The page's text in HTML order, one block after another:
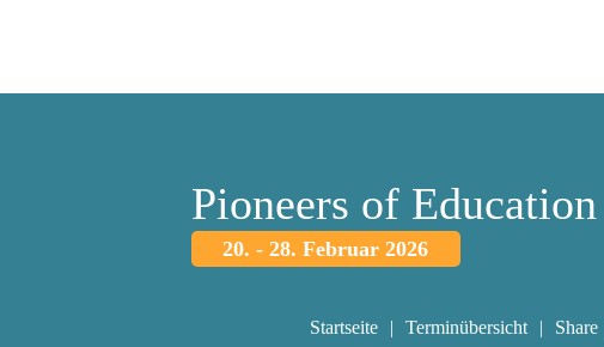
Pioneers of Education
20. - 28. Februar 2026
Startseite Terminübersicht Share